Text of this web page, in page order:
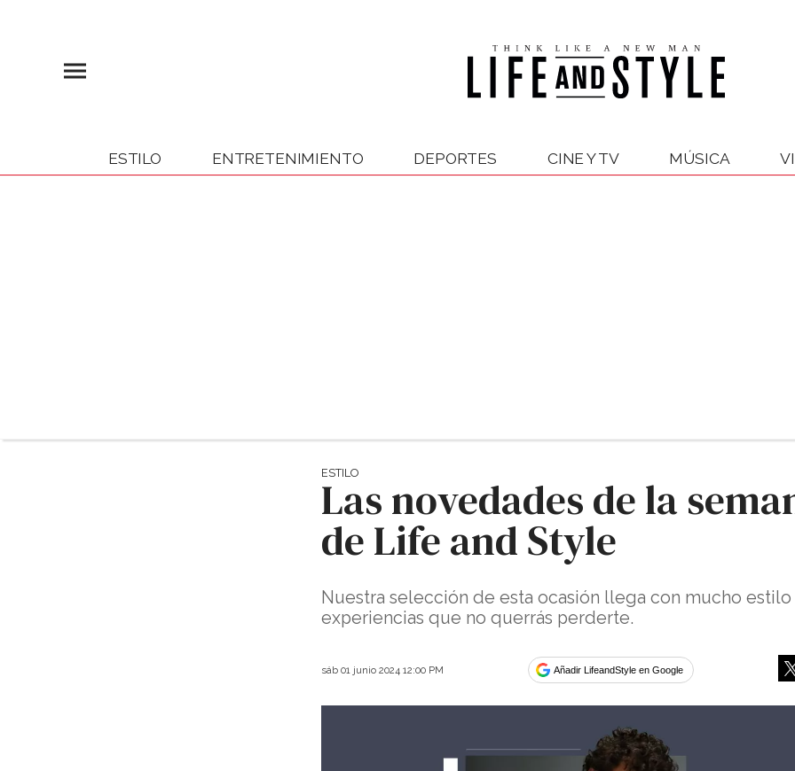
ESTILO ENTRETENIMIENTO DEPORTES CINE Y TV MÚSICA
ESTILO
Las novedades de la
de Life and Style
Nuestra selección de esta ocasión llega con mucho estilo
experiencias que no querrás perderte.
sáb 01 junio 2024 12:00 PM Añadir LifeandStyle en Google